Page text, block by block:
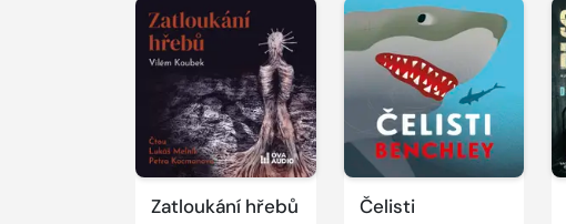
Zatloukání hřebů
Přehrát
ukázku
Čelisti
Přehrát
ukázku